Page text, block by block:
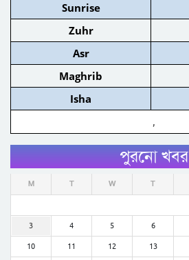
Sunrise
Zuhr
Asr
Maghrib
Isha
,
পুরনো খবর
M T W T
3 4 5 6
10 11 12 13